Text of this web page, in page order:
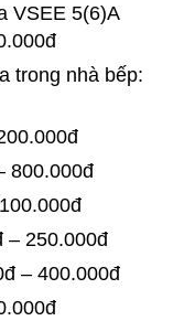
VSEE 5(6)A
trong nhà bếp:
800.000đ
– 250.000đ
– 400.000đ